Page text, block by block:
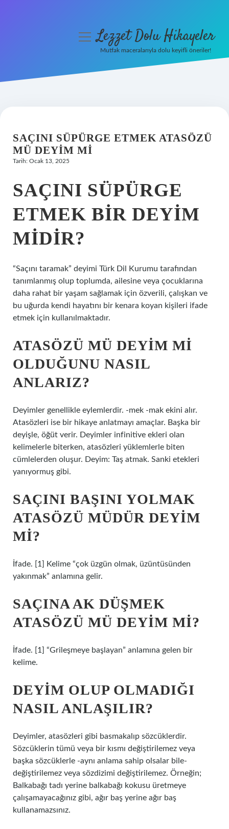
Hakkımızda
menüyüLezzet Dolu Hikayeler
Mutfak maceralarıyla dolu keyifli öneriler!
SAÇINI SÜPÜRGE ETMEK ATASÖZÜ
MÜ DEYIM MI
Tarih: Ocak 13, 2025
SAÇINI SÜPÜRGE
ETMEK BIR DEYIM
MIDIR?
“Saçını taramak” deyimi Türk Dil Kurumu tarafından
tanımlanmış olup toplumda, ailesine veya çocuklarına
daha rahat bir yaşam sağlamak için özverili, çalışkan ve
bu uğurda kendi hayatını bir kenara koyan kişileri ifade
etmek için kullanılmaktadır.
ATASÖZÜ MÜ DEYIM MI
OLDUĞUNU NASIL
ANLARIZ?
Deyimler genellikle eylemlerdir. -mek -mak ekini alır.
Atasözleri ise bir hikaye anlatmayı amaçlar. Başka bir
deyişle, öğüt verir. Deyimler infinitive ekleri olan
kelimelerle biterken, atasözleri yüklemlerle biten
cümlelerden oluşur. Deyim: Taş atmak. Sanki etekleri
yanıyormuş gibi.
SAÇINI BAŞINI YOLMAK
ATASÖZÜ MÜDÜR DEYIM
MI?
İfade. [1] Kelime “çok üzgün olmak, üzüntüsünden
yakınmak” anlamına gelir.
SAÇINA AK DÜŞMEK
ATASÖZÜ MÜ DEYIM MI?
İfade. [1] “Grileşmeye başlayan” anlamına gelen bir
kelime.
DEYIM OLUP OLMADIĞI
NASIL ANLAŞILIR?
Deyimler, atasözleri gibi basmakalıp sözcüklerdir.
Sözcüklerin tümü veya bir kısmı değiştirilemez veya
başka sözcüklerle -aynı anlama sahip olsalar bile-
değiştirilemez veya sözdizimi değiştirilemez. Örneğin;
Balkabağı tadı yerine balkabağı kokusu üretmeye
çalışamayacağınız gibi, ağır baş yerine ağır baş
kullanamazsınız.